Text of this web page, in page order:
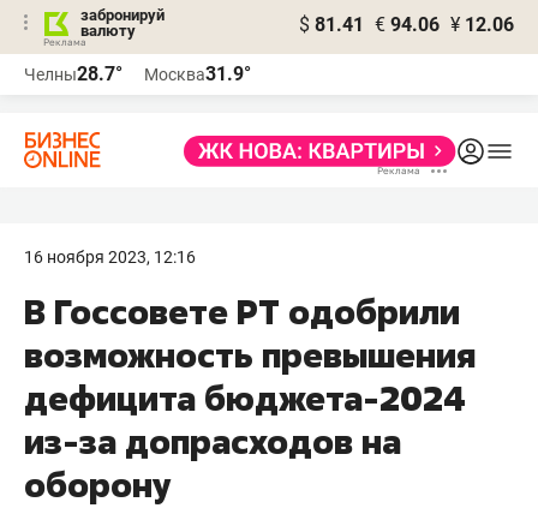
забронируй
валюту
$ 81.41 € 94.06 ¥ 12.06
Челны28.7° Москва31.9°
16 ноября 2023, 12:16
В Госсовете РТ одобрили
возможность превышения
дефицита бюджета-2024
из-за допрасходов на
оборону